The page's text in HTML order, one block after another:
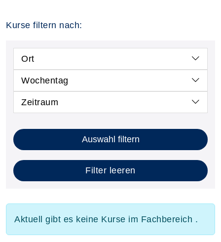
Kurse filtern nach:
Ort
Wochentag
Zeitraum
Auswahl filtern
Filter leeren
Aktuell gibt es keine Kurse im Fachbereich .